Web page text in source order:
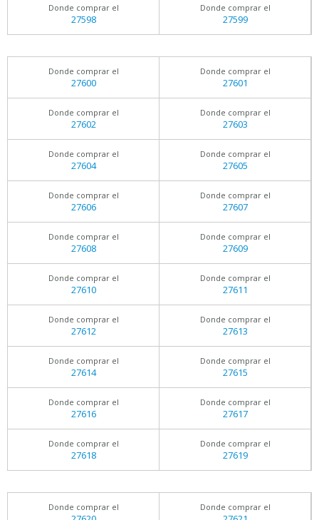
Donde comprar el
27598
Donde comprar el
27599
Donde comprar el
27600
Donde comprar el
27601
Donde comprar el
27602
Donde comprar el
27603
Donde comprar el
27604
Donde comprar el
27605
Donde comprar el
27606
Donde comprar el
27607
Donde comprar el
27608
Donde comprar el
27609
Donde comprar el
27610
Donde comprar el
27611
Donde comprar el
27612
Donde comprar el
27613
Donde comprar el
27614
Donde comprar el
27615
Donde comprar el
27616
Donde comprar el
27617
Donde comprar el
27618
Donde comprar el
27619
Donde comprar el Donde comprar el